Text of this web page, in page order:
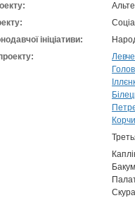
ініціативи: